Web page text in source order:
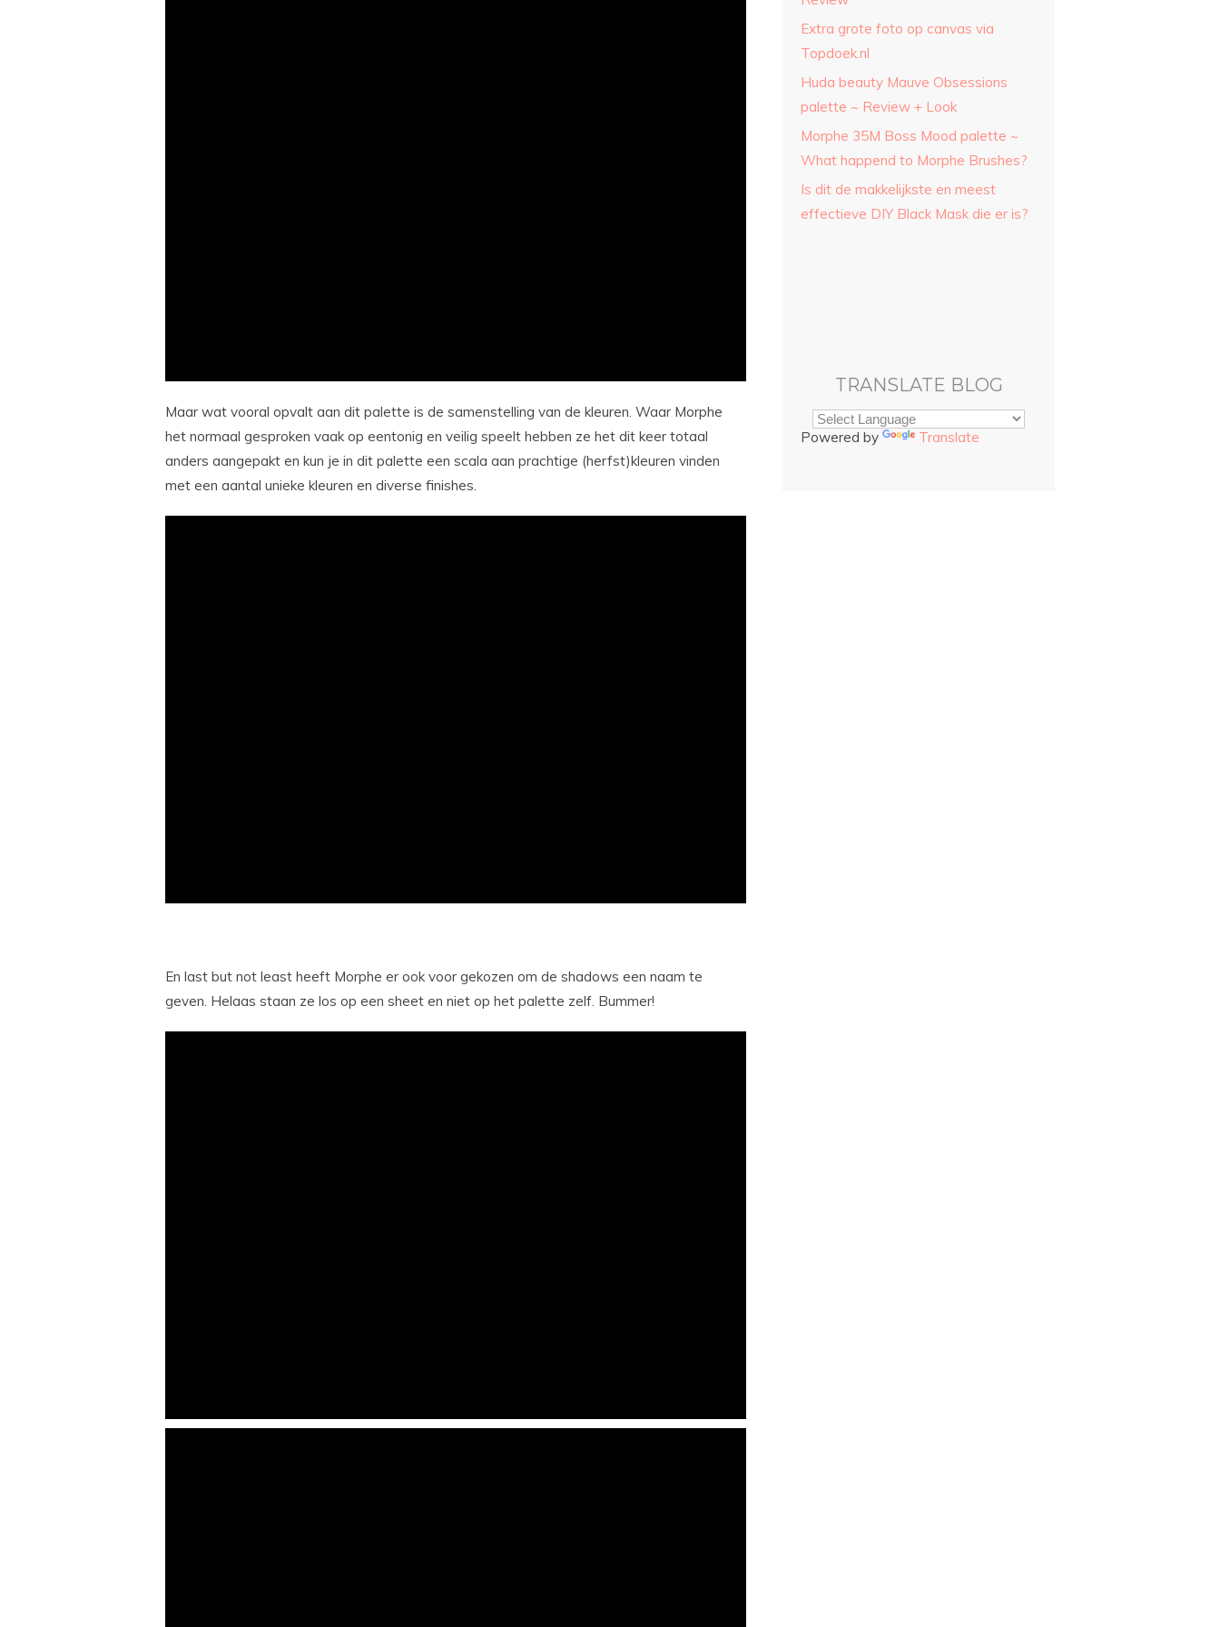
Maar wat vooral opvalt aan dit palette is de samenstelling van de kleuren. Waar Morphe
het normaal gesproken vaak op eentonig en veilig speelt hebben ze het dit keer totaal
anders aangepakt en kun je in dit palette een scala aan prachtige (herfst)kleuren vinden
met een aantal unieke kleuren en diverse finishes.
En last but not least heeft Morphe er ook voor gekozen om de shadows een naam te
geven. Helaas staan ze los op een sheet en niet op het palette zelf. Bummer!
Extra grote foto op canvas via
Topdoek.nl
Huda beauty Mauve Obsessions
palette ~ Review + Look
Morphe 35M Boss Mood palette ~
What happend to Morphe Brushes?
Is dit de makkelijkste en meest
effectieve DIY Black Mask die er is?
TRANSLATE BLOG
Powered by Translate